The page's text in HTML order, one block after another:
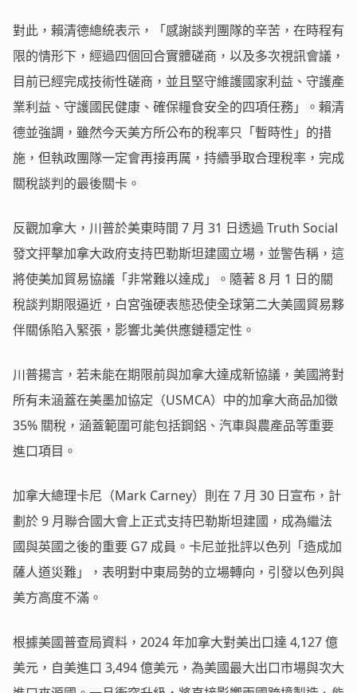
對此，賴清德總統表示，「感謝談判團隊的辛苦，在時程有
限的情形下，經過四個回合實體磋商，以及多次視訊會議，
目前已經完成技術性磋商，並且堅守維護國家利益、守護產
業利益、守護國民健康、確保糧食安全的四項任務」。賴清
德並強調，雖然今天美方所公布的稅率只「暫時性」的措
施，但執政團隊一定會再接再厲，持續爭取合理稅率，完成
關稅談判的最後關卡。
反觀加拿大，川普於美東時間 7 月 31 日透過 Truth Social
發文抨擊加拿大政府支持巴勒斯坦建國立場，並警告稱，這
將使美加貿易協議「非常難以達成」。隨著 8 月 1 日的關
稅談判期限逼近，白宮強硬表態恐使全球第二大美國貿易夥
伴關係陷入緊張，影響北美供應鏈穩定性。
川普揚言，若未能在期限前與加拿大達成新協議，美國將對
所有未涵蓋在美墨加協定（USMCA）中的加拿大商品加徵
35% 關稅，涵蓋範圍可能包括鋼鋁、汽車與農產品等重要
進口項目。
加拿大總理卡尼（Mark Carney）則在 7 月 30 日宣布，計
劃於 9 月聯合國大會上正式支持巴勒斯坦建國，成為繼法
國與英國之後的重要 G7 成員。卡尼並批評以色列「造成加
薩人道災難」，表明對中東局勢的立場轉向，引發以色列與
美方高度不滿。
根據美國普查局資料，2024 年加拿大對美出口達 4,127 億
美元，自美進口 3,494 億美元，為美國最大出口市場與次大